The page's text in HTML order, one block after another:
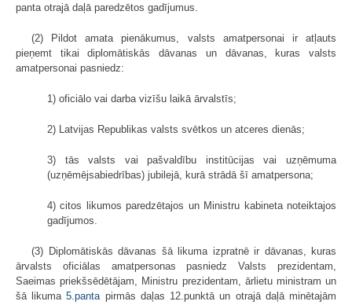
panta otrajā daļā paredzētos gadījumus.
(2) Pildot amata pienākumus, valsts amatpersonai ir atļauts
pieņemt tikai diplomātiskās dāvanas un dāvanas, kuras valsts
amatpersonai pasniedz:
1) oficiālo vai darba vizīšu laikā ārvalstīs;
2) Latvijas Republikas valsts svētkos un atceres dienās;
3) tās valsts vai pašvaldību institūcijas vai uzņēmuma
(uzņēmējsabiedrības) jubilejā, kurā strādā šī amatpersona;
4) citos likumos paredzētajos un Ministru kabineta noteiktajos
gadījumos.
(3) Diplomātiskās dāvanas šā likuma izpratnē ir dāvanas, kuras
ārvalsts oficiālas amatpersonas pasniedz Valsts prezidentam,
Saeimas priekšsēdētājam, Ministru prezidentam, ārlietu ministram un
šā likuma5.panta pirmās daļas 12.punktā un otrajā daļā minētajām